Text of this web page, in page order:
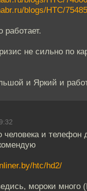
blogs/HTC/
работает.
не сильно по
и Яркий и
человека и телефон
htc/hd2/
мороки